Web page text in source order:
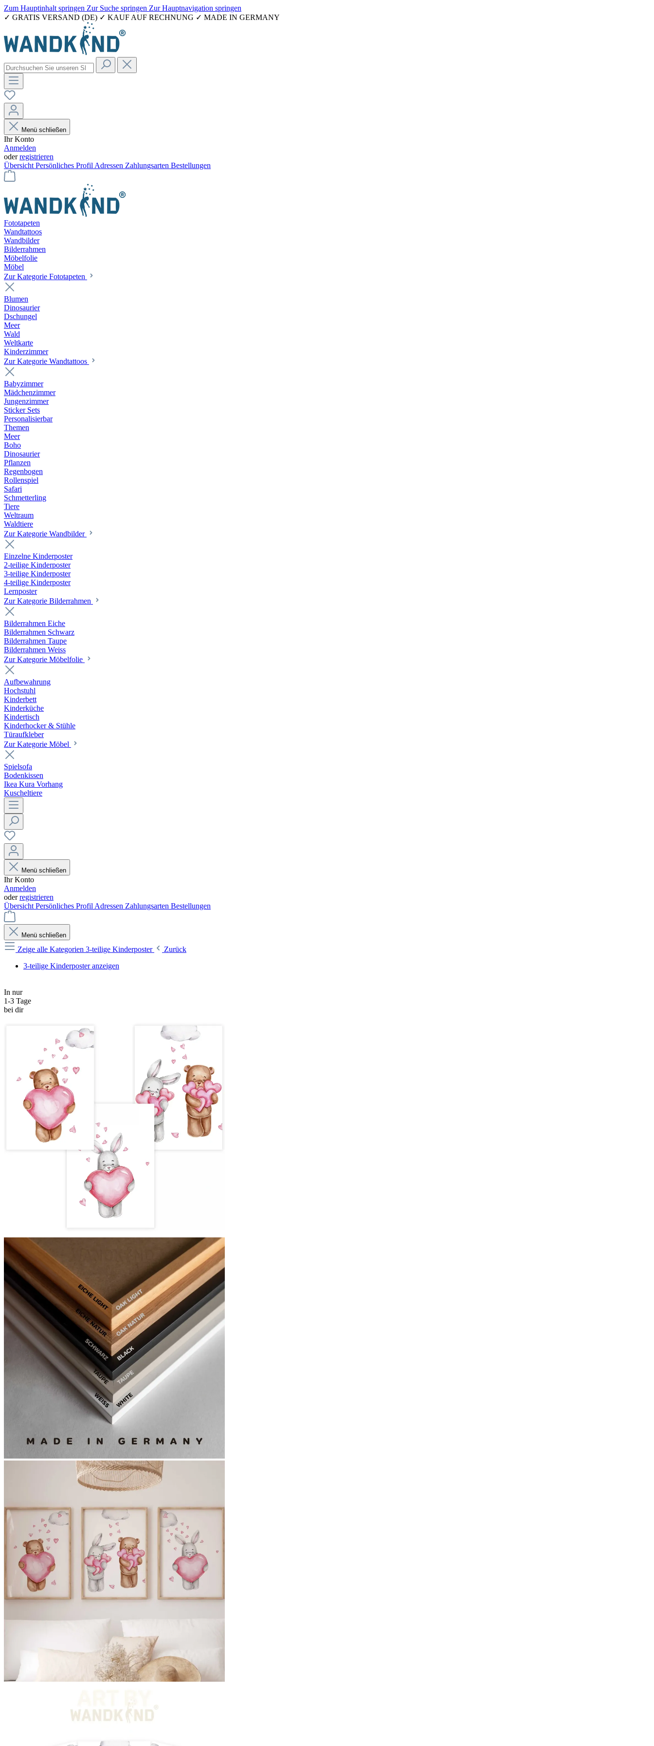
Zum Hauptinhalt springen Zur Suche springen Zur Hauptnavigation springen
✓ GRATIS VERSAND (DE) ✓ KAUF AUF RECHNUNG ✓ MADE IN GERMANY
Menü schließen
Ihr Konto
Anmelden
oderregistrieren
Übersicht Persönliches Profil Adressen Zahlungsarten Bestellungen
Fototapeten
Wandtattoos
Wandbilder
Bilderrahmen
Möbelfolie
Möbel
Zur Kategorie Fototapeten
Blumen
Dinosaurier
Dschungel
Meer
Wald
Weltkarte
Kinderzimmer
Zur Kategorie Wandtattoos
Babyzimmer
Mädchenzimmer
Jungenzimmer
Sticker Sets
Personalisierbar
Themen
Meer
Boho
Dinosaurier
Pflanzen
Regenbogen
Rollenspiel
Safari
Schmetterling
Tiere
Weltraum
Waldtiere
Zur Kategorie Wandbilder
Einzelne Kinderposter
2-teilige Kinderposter
3-teilige Kinderposter
4-teilige Kinderposter
Lernposter
Zur Kategorie Bilderrahmen
Bilderrahmen Eiche
Bilderrahmen Schwarz
Bilderrahmen Taupe
Bilderrahmen Weiss
Zur Kategorie Möbelfolie
Aufbewahrung
Hochstuhl
Kinderbett
Kinderküche
Kindertisch
Kinderhocker & Stühle
Türaufkleber
Zur Kategorie Möbel
Spielsofa
Bodenkissen
Ikea Kura Vorhang
Kuscheltiere
Menü schließen
Ihr Konto
Anmelden
oderregistrieren
Übersicht Persönliches Profil Adressen Zahlungsarten Bestellungen
Menü schließen
Zeige alle Kategorien 3-teilige Kinderposter
Zurück
3-teilige Kinderposter anzeigen
In nur
1-3 Tage
bei dir